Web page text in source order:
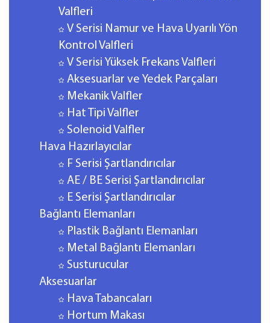
Valfleri
V Serisi Namur ve Hava Uyarılı Yön
Kontrol Valfleri
V Serisi Yüksek Frekans Valfleri
Aksesuarlar ve Yedek Parçaları
Mekanik Valfler
Hat Tipi Valfler
Solenoid Valfler
Hava Hazırlayıcılar
F Serisi Şartlandırıcılar
AE / BE Serisi Şartlandırıcılar
E Serisi Şartlandırıcılar
Bağlantı Elemanları
Plastik Bağlantı Elemanları
Metal Bağlantı Elemanları
Susturucular
Aksesuarlar
Hava Tabancaları
Hortum Makası